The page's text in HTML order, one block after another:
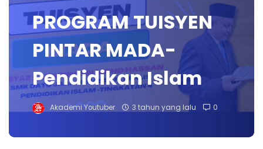
PROGRAM TUISYEN
PINTAR MADA-
Pendidikan Islam
Akademi Youtuber 3 tahun yang lalu 0